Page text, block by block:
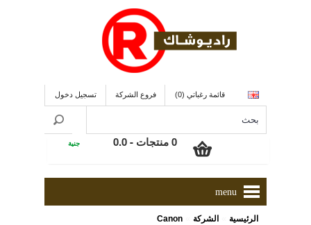
قائمة رغباتي (0) فروع الشركة تسجيل دخول
0 منتجات - 0.0 جنية
menu
الرئيسية الشركة Canon